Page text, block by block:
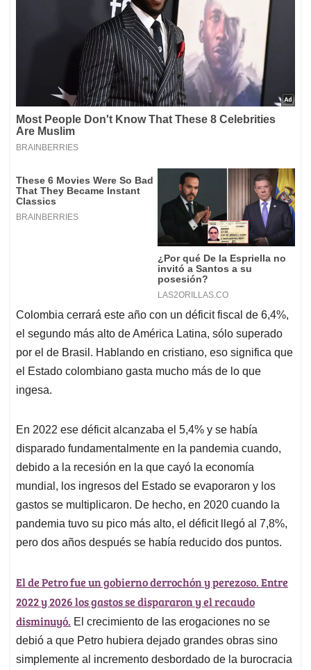
Colombia cerrará este año con un déficit fiscal de 6,4%,
el segundo más alto de América Latina, sólo superado
por el de Brasil. Hablando en cristiano, eso significa que
el Estado colombiano gasta mucho más de lo que
ingesa.
En 2022 ese déficit alcanzaba el 5,4% y se había
disparado fundamentalmente en la pandemia cuando,
debido a la recesión en la que cayó la economía
mundial, los ingresos del Estado se evaporaron y los
gastos se multiplicaron. De hecho, en 2020 cuando la
pandemia tuvo su pico más alto, el déficit llegó al 7,8%,
pero dos años después se había reducido dos puntos.
El de Petro fue un gobierno derrochón y perezoso. Entre
2022 y 2026 los gastos se dispararon y el recaudo
disminuyó. El crecimiento de las erogaciones no se
debió a que Petro hubiera dejado grandes obras sino
simplemente al incremento desbordado de la burocracia